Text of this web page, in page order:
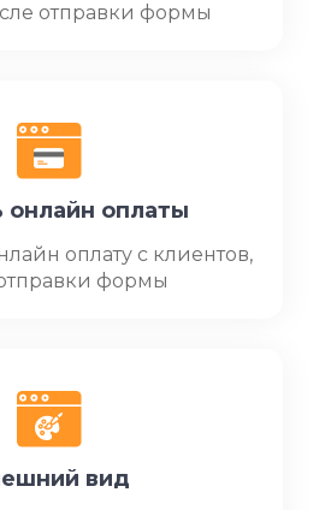
отправки формы
онлайн оплаты
оплату с клиентов,
формы
вид